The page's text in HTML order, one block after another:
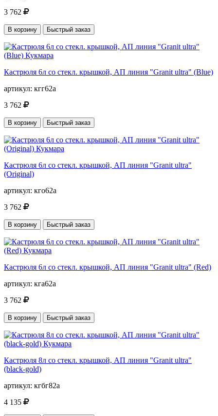
3 762
В корзину Быстрый заказ
Кастрюля 6л со стекл. крышкой, АП линия "Granit ultra" (Blue)
артикул: кгг62а
3 762
В корзину Быстрый заказ
Кастрюля 6л со стекл. крышкой, АП линия "Granit ultra"
(Original)
артикул: кго62а
3 762
В корзину Быстрый заказ
Кастрюля 6л со стекл. крышкой, АП линия "Granit ultra" (Red)
артикул: кга62а
3 762
В корзину Быстрый заказ
Кастрюля 8л со стекл. крышкой, АП линия "Granit ultra"
(black-gold)
артикул: кгбг82а
4 135